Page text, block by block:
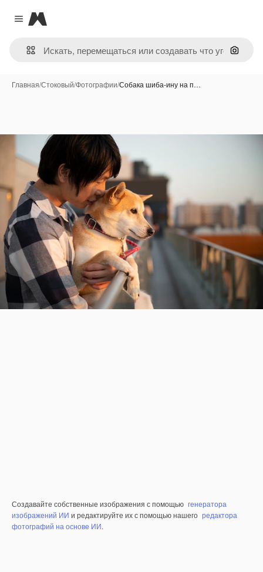
Close menu
Magnific
Поиск
Главная/Стоковый/Фотографии/Собака шиба-ину на п…
Создавайте собственные изображения с помощью генератора
изображений ИИ и редактируйте их с помощью нашего редактора
фотографий на основе ИИ.